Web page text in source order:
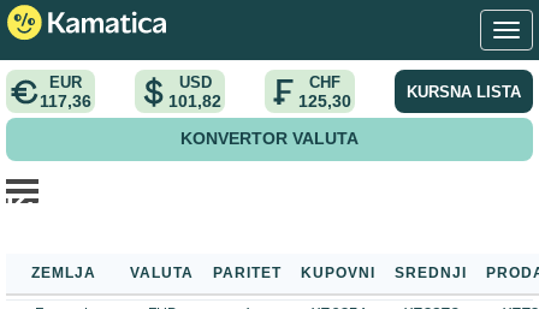
EUR
117,36
USD
101,82
CHF
125,30 KURSNA LISTA
KONVERTOR VALUTA
Početna > Kursna lista > Kursna lista NBS
Kursna lista NBS
ZEMLJA VALUTA PARITET KUPOVNI SREDNJI